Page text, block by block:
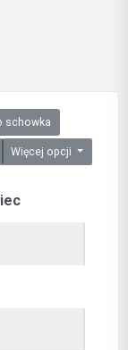
Dodaj do schowka
Więcej opcji